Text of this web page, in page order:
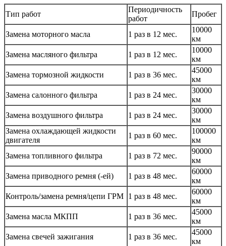
Тип работ
Периодичность
работ
Пробег
Замена моторного масла 1 раз в 12 мес.
10000
км
Замена масляного фильтра
1 раз в 12 мес.
10000
км
Замена тормозной жидкости
1 раз в 36 мес.
45000
км
Замена салонного фильтра
1 раз в 24 мес.
30000
км
Замена воздушного фильтра
1 раз в 24 мес.
30000
км
Замена охлаждающей жидкости
двигателя
1 раз в 60 мес.
100000
км
Замена топливного фильтра
1 раз в 72 мес.
90000
км
Замена приводного ремня (-ей)
1 раз в 48 мес.
60000
км
Контроль/замена ремня/цепи ГРМ 1 раз в 48 мес.
60000
км
Замена масла МКПП
1 раз в 36 мес.
45000
км
Замена свечей зажигания
1 раз в 36 мес.
45000
км